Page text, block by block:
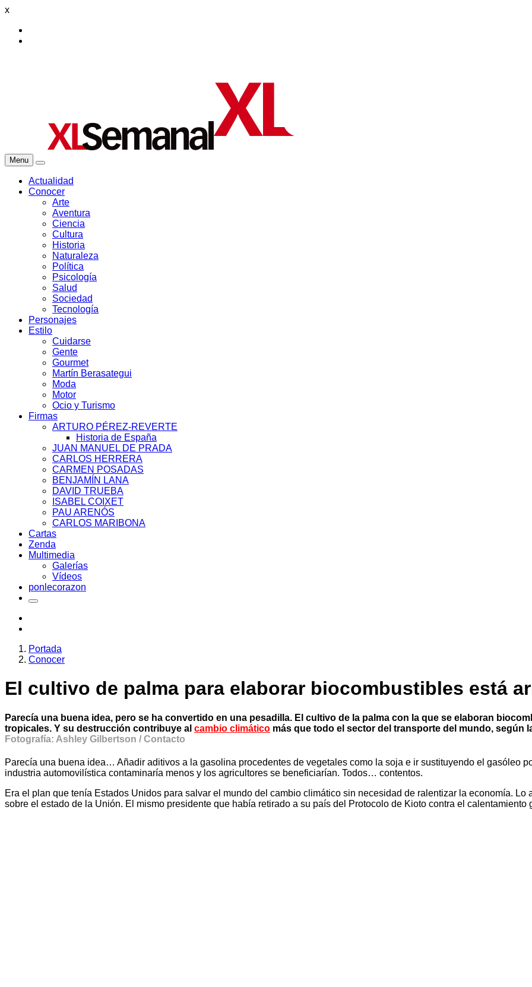
x
Menu
Actualidad
Conocer
Arte
Aventura
Ciencia
Cultura
Historia
Naturaleza
Política
Psicología
Salud
Sociedad
Tecnología
Personajes
Estilo
Cuidarse
Gente
Gourmet
Martín Berasategui
Moda
Motor
Ocio y Turismo
Firmas
ARTURO PÉREZ-REVERTE
Historia de España
JUAN MANUEL DE PRADA
CARLOS HERRERA
CARMEN POSADAS
BENJAMÍN LANA
DAVID TRUEBA
ISABEL COIXET
PAU ARENÓS
CARLOS MARIBONA
Cartas
Zenda
Multimedia
Galerías
Vídeos
ponlecorazon
Portada
Conocer
El cultivo de palma para elaborar biocombustibles está
Parecía una buena idea, pero se ha convertido en una pesadilla. El cultivo de la palma con la que se elaboran
tropicales. Y su destrucción contribuye al cambio climático más que todo el sector del transporte del mundo, según
Fotografía: Ashley Gilbertson / Contacto
Parecía una buena idea… Añadir aditivos a la gasolina procedentes de vegetales como la soja e ir sustituyendo el gasóleo
industria automovilística contaminaría menos y los agricultores se beneficiarían. Todos… contentos.
Era el plan que tenía Estados Unidos para salvar el mundo del cambio climático sin necesidad de ralentizar la economía.
sobre el estado de la Unión. El mismo presidente que había retirado a su país del Protocolo de Kioto contra el calentamiento